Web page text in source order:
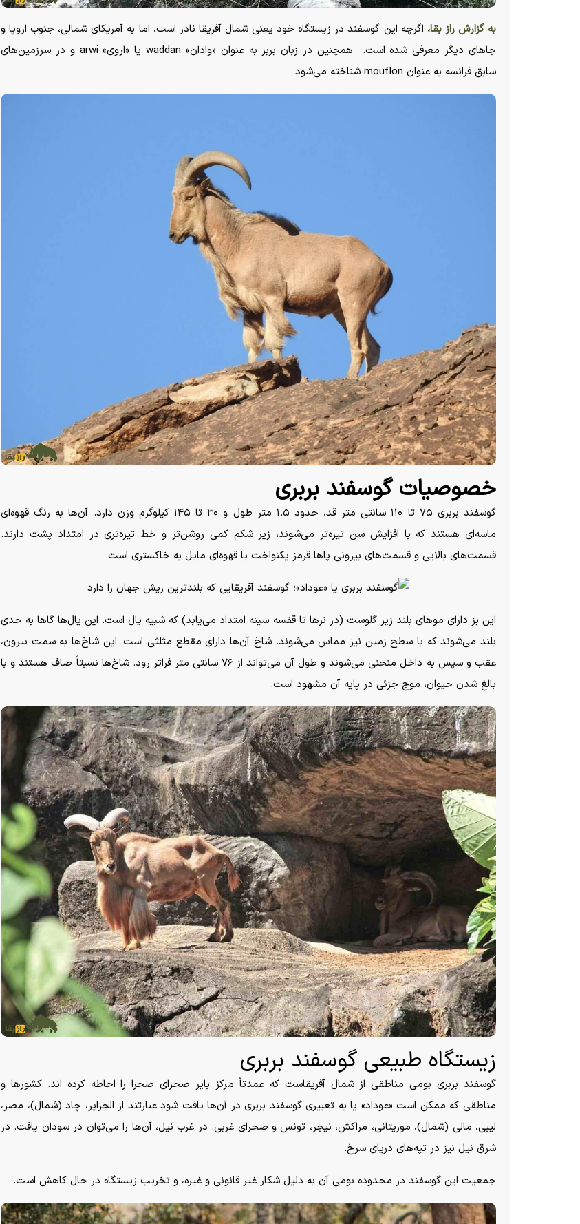
به گزارش راز بقا، اگرچه این گوسفند در زیستگاه خود یعنی شمال آفریقا نادر است، اما به آمریکای شمالی، جنوب اروپا و
جا‌های دیگر معرفی شده است. همچنین در زبان بربر به عنوان «وادان» waddan یا «اَروی» arwi و در سرزمین‌های
سابق فرانسه به عنوان mouflon شناخته می‌شود.
خصوصیات گوسفند بربری
گوسفند بربری ۷۵ تا ۱۱۰ سانتی متر قد، حدود ۱.۵ متر طول و ۳۰ تا ۱۴۵ کیلوگرم وزن دارد. آن‌ها به رنگ قهوه‌ای
ماسه‌ای هستند که با افزایش سن تیره‌تر می‌شوند، زیر شکم کمی روشن‌تر و خط تیره‌تری در امتداد پشت دارند.
قسمت‌های بالایی و قسمت‌های بیرونی پا‌ها قرمز یکنواخت یا قهوه‌ای مایل به خاکستری است.
این بز دارای مو‌های بلند زیر گلوست (در نر‌ها تا قفسه سینه امتداد می‌یابد) که شبیه یال است. این یال‌ها گا‌ها به حدی
بلند می‌شوند که با سطح زمین نیز مماس می‌شوند. شاخ آن‌ها دارای مقطع مثلثی است. این شاخ‌ها به سمت بیرون،
عقب و سپس به داخل منحنی می‌شوند و طول آن می‌تواند از ۷۶ سانتی متر فراتر رود. شاخ‌ها نسبتاً صاف هستند و با
بالغ شدن حیوان، موج جزئی در پایه آن مشهود است.
زیستگاه طبیعی گوسفند بربری
گوسفند بربری بومی مناطقی از شمال آفریقاست که عمدتاً مرکز بایر صحرای صحرا را احاطه کرده اند. کشور‌ها و
مناطقی که ممکن است «عوداد» یا به تعبیری گوسفند بربری در آن‌ها یافت شود عبارتند از الجزایر، چاد (شمال)، مصر،
لیبی، مالی (شمال)، موریتانی، مراکش، نیجر، تونس و صحرای غربی. در غرب نیل، آن‌ها را می‌توان در سودان یافت. در
شرق نیل نیز در تپه‌های دریای سرخ.
جمعیت این گوسفند در محدوده بومی آن به دلیل شکار غیر قانونی و غیره، و تخریب زیستگاه در حال کاهش است.